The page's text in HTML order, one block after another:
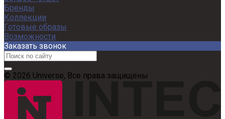
Бренды
Коллекции
Готовые образы
Возможности
Заказать звонок
© 2026 Universe, Все права защищены